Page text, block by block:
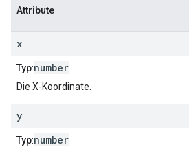
Attribute
x
Typ:number
Die X-Koordinate.
y
Typ:number